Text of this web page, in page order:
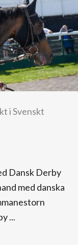
i Svenskt
Dansk Derby
med danska
...